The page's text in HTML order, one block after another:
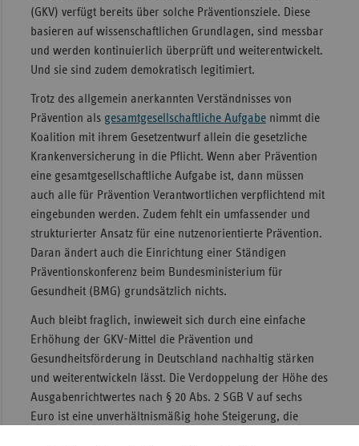
(GKV) verfügt bereits über solche Präventionsziele. Diese
basieren auf wissenschaftlichen Grundlagen, sind messbar
und werden kontinuierlich überprüft und weiterentwickelt.
Und sie sind zudem demokratisch legitimiert.
Trotz des allgemein anerkannten Verständnisses von
Prävention als gesamtgesellschaftliche Aufgabenimmt die
Koalition mit ihrem Gesetzentwurf allein die gesetzliche
Krankenversicherung in die Pflicht. Wenn aber Prävention
eine gesamtgesellschaftliche Aufgabe ist, dann müssen
auch alle für Prävention Verantwortlichen verpflichtend mit
eingebunden werden. Zudem fehlt ein umfassender und
strukturierter Ansatz für eine nutzenorientierte Prävention.
Daran ändert auch die Einrichtung einer Ständigen
Präventionskonferenz beim Bundesministerium für
Gesundheit (BMG) grundsätzlich nichts.
Auch bleibt fraglich, inwieweit sich durch eine einfache
Erhöhung der GKV-Mittel die Prävention und
Gesundheitsförderung in Deutschland nachhaltig stärken
und weiterentwickeln lässt. Die Verdoppelung der Höhe des
Ausgabenrichtwertes nach § 20 Abs. 2 SGB V auf sechs
Euro ist eine unverhältnismäßig hohe Steigerung, die